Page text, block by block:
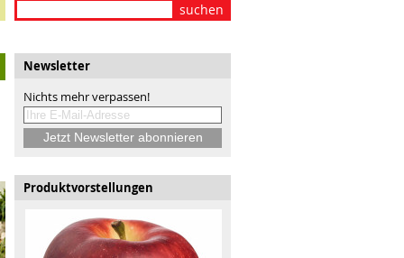
suchen
Newsletter
Nichts mehr verpassen!
Produktvorstellungen